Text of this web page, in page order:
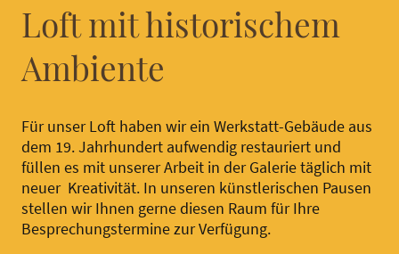
Loft mit historischem
Ambiente
Für unser Loft haben wir ein Werkstatt-Gebäude aus
dem 19. Jahrhundert aufwendig restauriert und
füllen es mit unserer Arbeit in der Galerie täglich mit
neuer Kreativität. In unseren künstlerischen Pausen
stellen wir Ihnen gerne diesen Raum für Ihre
Besprechungstermine zur Verfügung.